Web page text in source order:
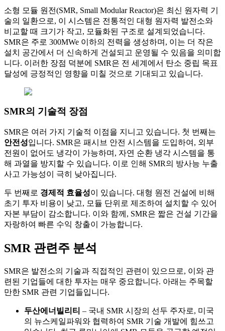
소형 모듈 원전(SMR, Small Modular Reactor)은 최신 원자력 기
술의 일환으로, 이 시스템은 전통적인 대형 원자력 발전소와
비교할 때 크기가 작고, 모듈화된 구조로 설계되었습니다.
SMR은 주로 300MWe 이하의 전력을 생성하며, 이는 더 작은
설치 공간에서 더 신속하게 건설되고 운영될 수 있음을 의미합
니다. 이러한 장점 덕분에 SMR은 전 세계에서 탄소 중립 목표
달성에 긍정적인 영향을 미칠 것으로 기대되고 있습니다.
SMR의 기술적 장점
SMR은 여러 가지 기술적 이점을 지니고 있습니다. 첫 번째는
안전성입니다. SMR은 패시브 안전 시스템을 도입하여, 외부
전원이 없어도 냉각이 가능하며, 자연 순환 냉각 시스템을 통
해 과열을 방지할 수 있습니다. 이로 인해 SMR의 방사능 누출
사고 가능성이 극히 낮아집니다.
두 번째로 경제적 효율성이 있습니다. 대형 원전 건설에 비해
초기 투자 비용이 낮고, 모듈 단위로 제조하여 설치할 수 있어
자본 부담이 감소합니다. 이와 함께, SMR은 짧은 건설 기간을
자랑하여 빠른 수익 창출이 가능합니다.
SMR 관련주 분석
SMR은 발전소의 기술과 직접적인 관련이 있으므로, 이와 관
련된 기업들에 대한 투자는 매우 중요합니다. 아래는 주목할
만한 SMR 관련 기업들입니다.
두산에너빌리티 – 국내 SMR 시장의 선두 주자로, 미국
의 뉴스케일파워와 협력하여 SMR 기술 개발에 힘쓰고